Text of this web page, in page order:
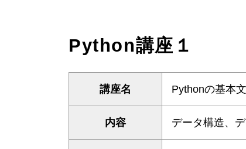
Python講座１
講座名 Pythonの基本
内容 データ構造